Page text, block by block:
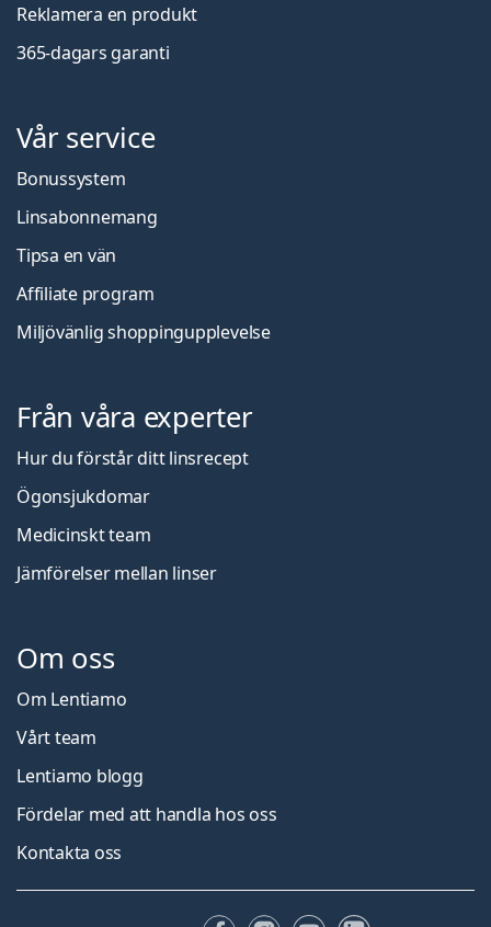
Reklamera en produkt
365-dagars garanti
Vår service
Bonussystem
Linsabonnemang
Tipsa en vän
Affiliate program
Miljövänlig shoppingupplevelse
Från våra experter
Hur du förstår ditt linsrecept
Ögonsjukdomar
Medicinskt team
Jämförelser mellan linser
Om oss
Om Lentiamo
Vårt team
Lentiamo blogg
Fördelar med att handla hos oss
Kontakta oss